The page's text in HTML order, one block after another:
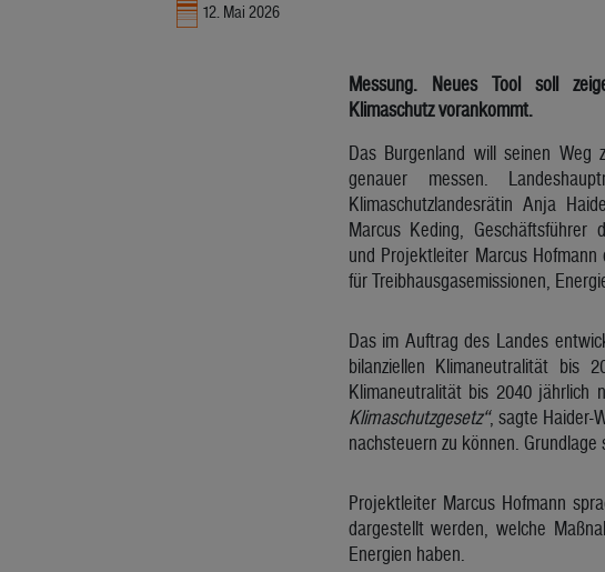
12. Mai 2026
Messung. Neues Tool soll
Klimaschutz vorankommt.
Das Burgenland will seinen Weg
genauer messen.
Klimaschutzlandesrätin Anja
Marcus Keding, Geschäftsführer
und Projektleiter Marcus
für Treibhausgasemissionen,
Das im Auftrag des Landes
bilanziellen Klimaneutralität bis
Klimaneutralität bis 2040 jährlich
Klimaschutzgesetz“, sagte Haider-
nachsteuern zu können.
Projektleiter Marcus Hofmann
dargestellt werden, welche
Energien haben.